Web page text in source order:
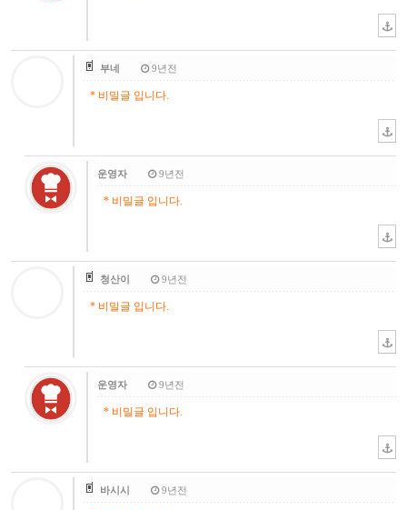
부네 9년전
* 비밀글 입니다.
운영자 9년전
* 비밀글 입니다.
청산이 9년전
* 비밀글 입니다.
운영자 9년전
* 비밀글 입니다.
바시시 9년전